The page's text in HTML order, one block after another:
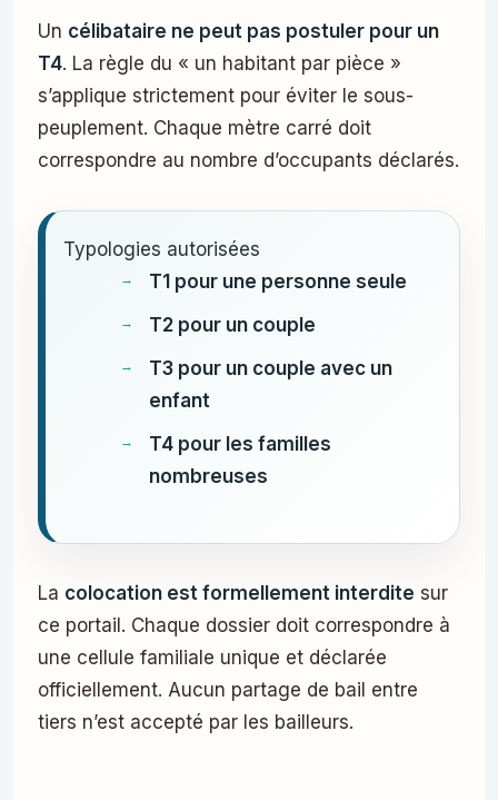
Un célibataire ne peut pas postuler pour un
T4. La règle du « un habitant par pièce »
s’applique strictement pour éviter le sous-
peuplement. Chaque mètre carré doit
correspondre au nombre d’occupants déclarés.
Typologies autorisées
T1 pour une personne seule
T2 pour un couple
T3 pour un couple avec un
enfant
T4 pour les familles
nombreuses
La colocation est formellement interdite sur
ce portail. Chaque dossier doit correspondre à
une cellule familiale unique et déclarée
officiellement. Aucun partage de bail entre
tiers n’est accepté par les bailleurs.